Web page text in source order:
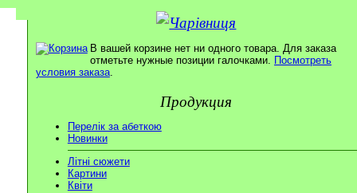
В вашей корзине нет ни одного товара. Для заказа
отметьте нужные позиции галочками. Посмотреть
условия заказа.
Продукция
Перелік за абеткою
Новинки
Літні сюжети
Картини
Квіти